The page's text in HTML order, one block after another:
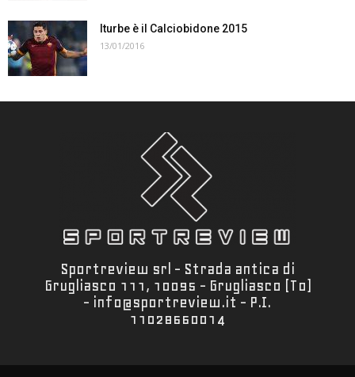
Iturbe è il Calciobidone 2015
13/01/2016
Sportreview srl - Strada antica di
Grugliasco 111, 10095 - Grugliasco (To)
- info@sportreview.it - P.I.
11028660014